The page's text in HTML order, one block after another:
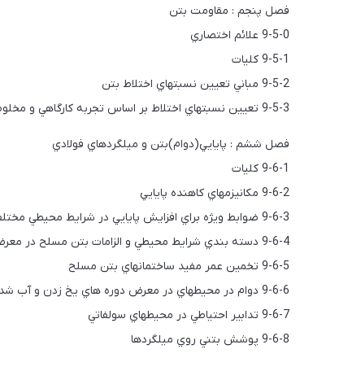
فصل پنجم : مقاومت بتن
9-5-0 علائم اختصاري
9-5-1 كليات
9-5-2 مباني تعيين نسبتهاي اختلاط بتن
9-5-3 تعيين نسبتهاي اختلاط بر اساس تجربه كارگاهي و مخلوط هاي آزمايشي
فصل ششم : پايايي(دوام)بتن و ميلگردهاي فولادي
9-6-1 کلیات
9-6-2 مكانيزمهاي كاهنده پايايي
9-6-3 ضوابط ويژه براي افزايش پايايي در شرايط محيطي مختلف
9-6-4 دسته بندي شرايط محيطي و الزامات بتن مسلح در معرض يونهاي كلريد
9-6-5 تخمين عمر مفيد ساختمانهاي بتن مسلح
9-6-6 دوام در محيطهاي در معرض دوره هاي يخ زدن و آب شدن
9-6-7 تدابير احتياطي در محيطهاي سولفاتي
9-6-8 پوشش بتني روي ميلگردها